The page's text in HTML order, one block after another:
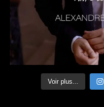
Voir plus...